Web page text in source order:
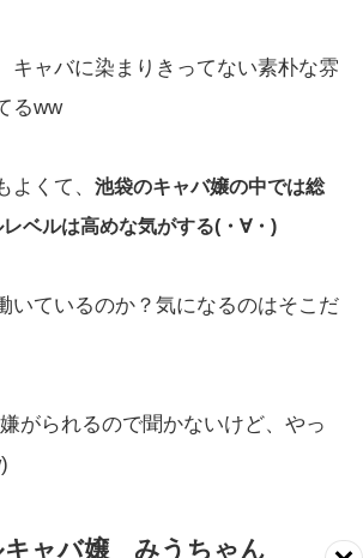
キャバに染まりきってない素朴な雰
るww
よくて、 池袋のキャバ嬢の中では総
ベルは高めな気がする(・∀・)
いているのか？気になるのはそこだ
がられるので聞かないけど、やっ
キャバ嬢 みうちゃん